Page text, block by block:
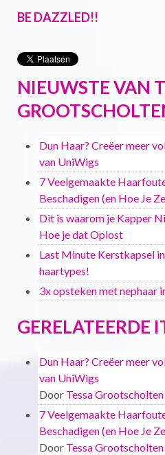
BE DAZZLED!!
NIEUWSTE VAN
Dun Haar? Creëer meer
van UniWigs
7 Veelgemaakte
Beschadigen (en Hoe Je
Dit is waarom je Kapper
Hoe je dat Oplost
Last Minute Kerstkapsel
haartypes!
3x opsteken met nephaar
GERELATEERDE
Dun Haar? Creëer meer
van UniWigs
Door Tessa Grootscholten
7 Veelgemaakte
Beschadigen (en Hoe Je
Door Tessa Grootscholten